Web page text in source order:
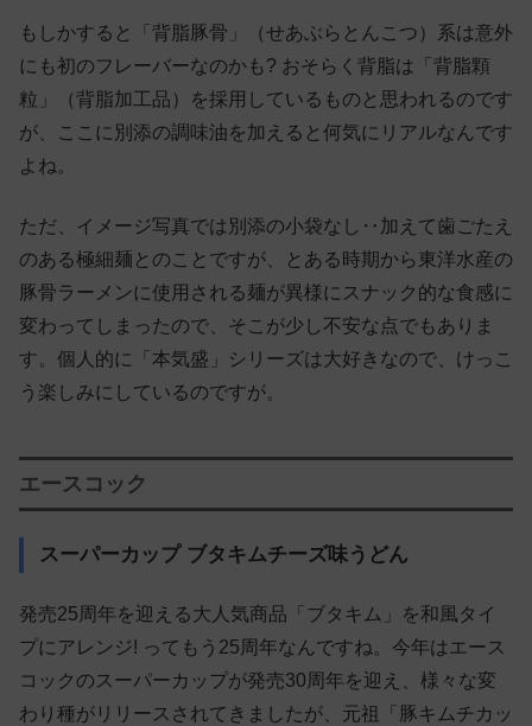
もしかすると「背脂豚骨」（せあぶらとんこつ）系は意外
にも初のフレーバーなのかも? おそらく背脂は「背脂顆
粒」（背脂加工品）を採用しているものと思われるのです
が、ここに別添の調味油を加えると何気にリアルなんです
よね。
ただ、イメージ写真では別添の小袋なし‥加えて歯ごたえ
のある極細麺とのことですが、とある時期から東洋水産の
豚骨ラーメンに使用される麺が異様にスナック的な食感に
変わってしまったので、そこが少し不安な点でもありま
す。個人的に「本気盛」シリーズは大好きなので、けっこ
う楽しみにしているのですが。
エースコック
スーパーカップ ブタキムチーズ味うどん
発売25周年を迎える大人気商品「ブタキム」を和風タイ
プにアレンジ! ってもう25周年なんですね。今年はエース
コックのスーパーカップが発売30周年を迎え、様々な変
わり種がリリースされてきましたが、元祖「豚キムチカッ